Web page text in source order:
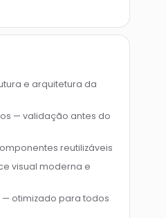
e arquitetura da
— validação antes do
reutilizáveis
visual moderna e
— otimizado para todos